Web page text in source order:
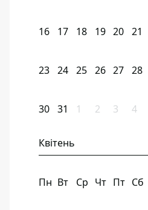
16 17 18 19 20 21
23 24 25 26 27 28
30 31 1 2 3 4
Квітень
Пн Вт Ср Чт Пт Сб